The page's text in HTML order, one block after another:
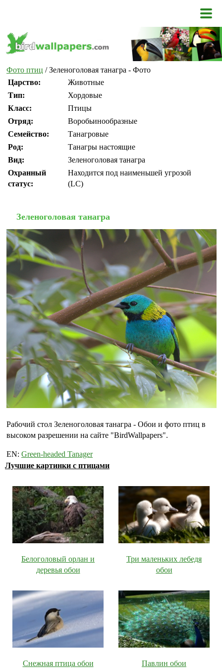
Фото птиц / Зеленоголовая танагра - Фото
Царство:
Животные
Тип:
Хордовые
Класс:
Птицы
Отряд:
Воробьинообразные
Семейство:
Танагровые
Род:
Танагры настоящие
Вид:
Зеленоголовая танагра
Охранный
статус:
Находится под наименьшей угрозой
(LC)
Зеленоголовая танагра
Рабочий стол Зеленоголовая танагра - Обои и фото птиц в
высоком разрешении на сайте "BirdWallpapers".
EN: Green-headed Tanager
Лучшие картинки с птицами
Белоголовый орлан и
деревья обои
Три маленьких лебедя
обои
Снежная птица обои Павлин обои